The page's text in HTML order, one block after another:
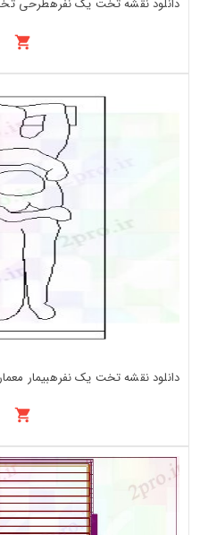
دانلود نقشه تخت یک نفرهطرحی تخت
دانلود نقشه تخت یک نفرهبیمار معماری